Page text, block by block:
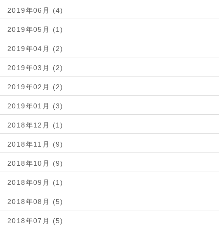
2019年06月 (4)
2019年05月 (1)
2019年04月 (2)
2019年03月 (2)
2019年02月 (2)
2019年01月 (3)
2018年12月 (1)
2018年11月 (9)
2018年10月 (9)
2018年09月 (1)
2018年08月 (5)
2018年07月 (5)